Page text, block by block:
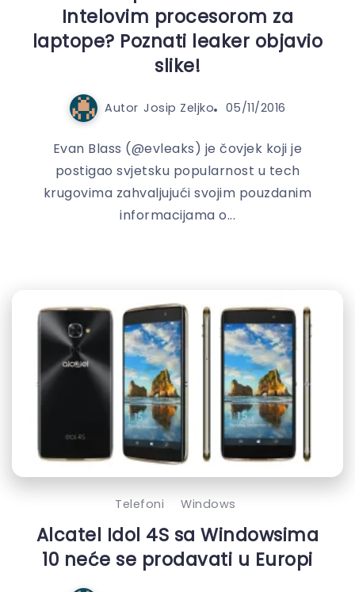
Intelovim procesorom za
laptope? Poznati leaker objavio
slike!
Autor Josip Zeljko 05/11/2016
Evan Blass (@evleaks) je čovjek koji je
postigao svjetsku popularnost u tech
krugovima zahvaljujući svojim pouzdanim
informacijama o...
Telefoni Windows
Alcatel Idol 4S sa Windowsima
10 neće se prodavati u Europi